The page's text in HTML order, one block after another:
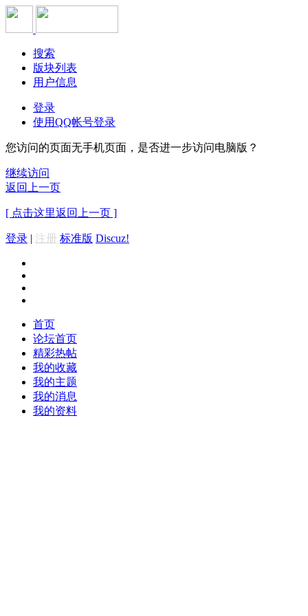
搜索
版块列表
用户信息
登录
使用QQ帐号登录
您访问的页面无手机页面，是否进一步访问电脑版？
继续访问
返回上一页
[ 点击这里返回上一页 ]
登录 | 注册 标准版 Discuz!
首页
论坛首页
精彩热帖
我的收藏
我的主题
我的消息
我的资料